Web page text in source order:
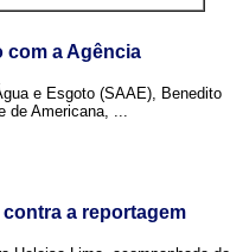
com a Agência
e Esgoto (SAAE), Benedito
de Americana, ...
a reportagem